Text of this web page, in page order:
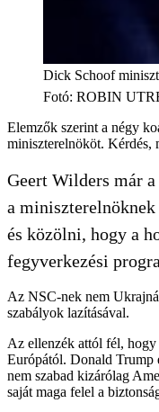
Dick Schoof
Fotó: ROBIN
Elemzők szerint a négy
miniszterelnököt. Kérdés,
Geert Wilders már
a
és közölni, hogy a
fegyverkezési
Az NSC-nek nem
szabályok lazításával.
Az ellenzék attól fél,
Európától. Donald Trump
nem szabad kizárólag
saját maga felel a